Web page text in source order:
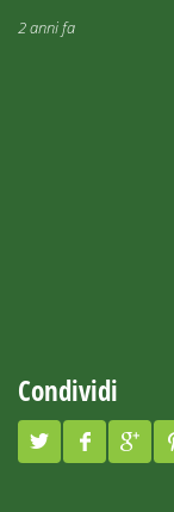
2 anni fa
Condividi